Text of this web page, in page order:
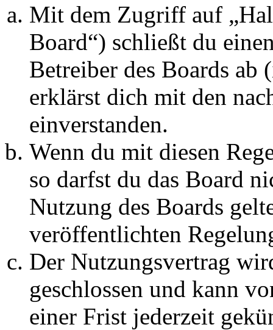
Mit dem Zugriff auf
Board“) schließt du
Betreiber des Boards ab
erklärst dich mit den
einverstanden.
Wenn du mit diesen
so darfst du das Board
Nutzung des Boards
veröffentlichten
Der Nutzungsvertrag
geschlossen und kann
einer Frist jederzeit